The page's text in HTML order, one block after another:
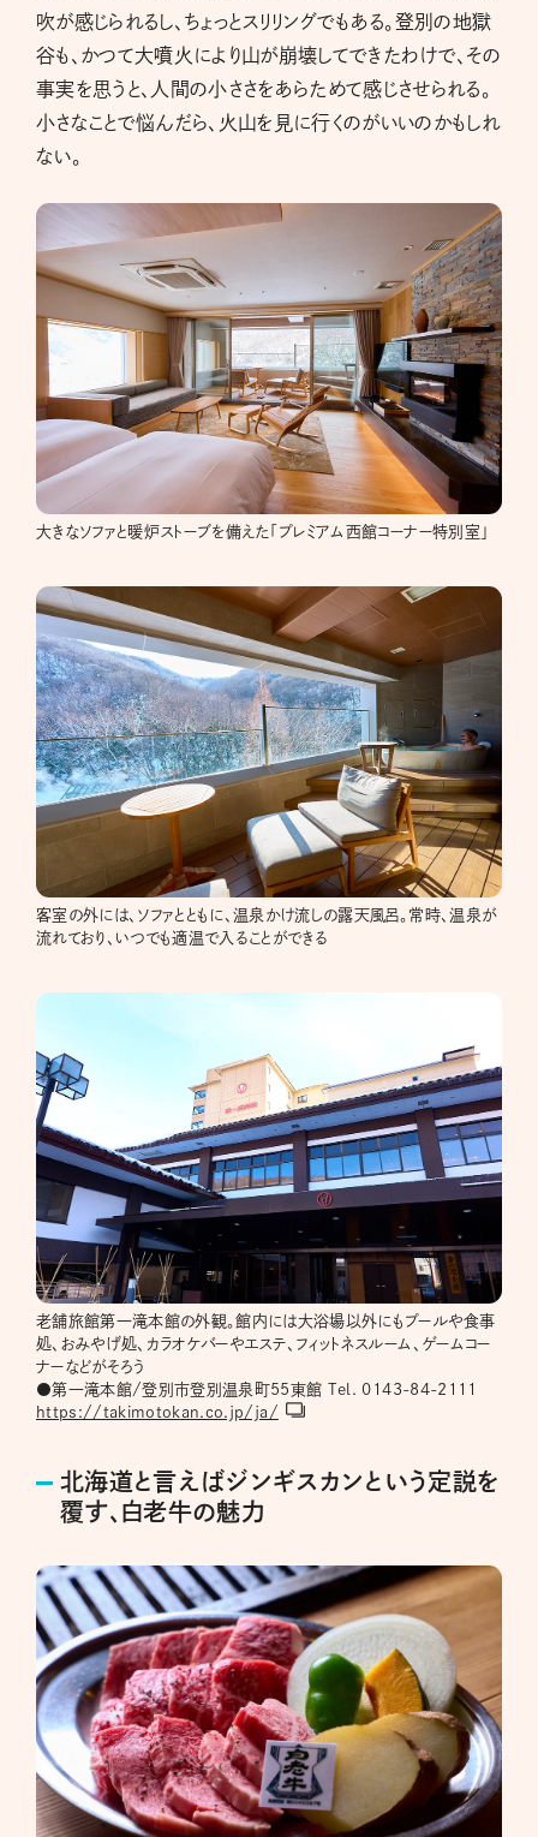
吹が感じられるし、ちょっとスリリングでもある。登別の地獄
谷も、かつて大噴火により山が崩壊してできたわけで、その
事実を思うと、人間の小ささをあらためて感じさせられる。
小さなことで悩んだら、火山を見に行くのがいいのかもしれ
ない。
大きなソファと暖炉ストーブを備えた「プレミアム西館コーナー特別室」
客室の外には、ソファとともに、温泉かけ流しの露天風呂。常時、温泉が
流れており、いつでも適温で入ることができる
老舗旅館第一滝本館の外観。館内には大浴場以外にもプールや食事
処、おみやげ処、カラオケバーやエステ、フィットネスルーム、ゲームコー
ナーなどがそろう
●第一滝本館/登別市登別温泉町55東館 Tel. 0143-84-2111
https://takimotokan.co.jp/ja/
北海道と言えばジンギスカンという定説を
覆す、白老牛の魅力